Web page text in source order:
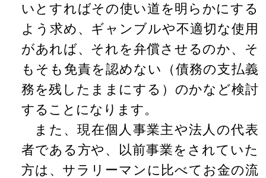
いとすればその使い道を明らかにする
よう求め、ギャンブルや不適切な使用
があれば、それを弁償させるのか、そ
もそも免責を認めない（債務の支払義
務を残したままにする）のかなど検討
することになります。
また、現在個人事業主や法人の代表
者である方や、以前事業をされていた
方は、サラリーマンに比べてお金の流